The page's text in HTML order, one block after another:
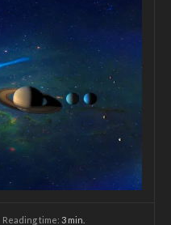
Reading time: 3 min.